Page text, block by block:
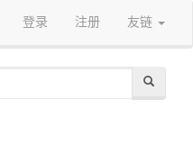
登录 注册 友链